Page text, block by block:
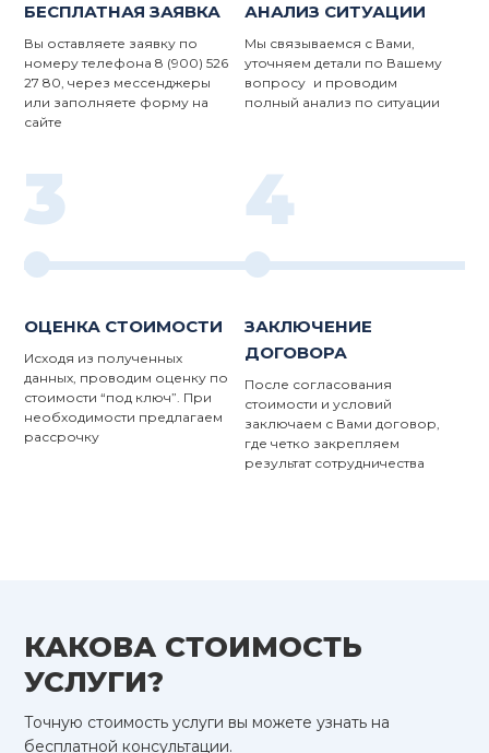
БЕСПЛАТНАЯ ЗАЯВКА
Вы оставляете заявку по
номеру телефона 8 (900) 526
27 80, через мессенджеры
или заполняете форму на
сайте
АНАЛИЗ СИТУАЦИИ
Мы связываемся с Вами,
уточняем детали по Вашему
вопросу и проводим
полный анализ по ситуации
3
ОЦЕНКА СТОИМОСТИ
Исходя из полученных
данных, проводим оценку по
стоимости “под ключ”. При
необходимости предлагаем
рассрочку
4
ЗАКЛЮЧЕНИЕ
ДОГОВОРА
После согласования
стоимости и условий
заключаем с Вами договор,
где четко закрепляем
результат сотрудничества
КАКОВА СТОИМОСТЬ
УСЛУГИ?
Точную стоимость услуги вы можете узнать на
бесплатной консультации.